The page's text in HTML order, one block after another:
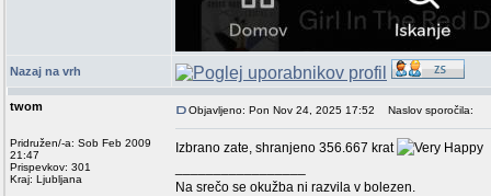
Nazaj na vrh
twom
Pridružen/-a: Sob Feb 2009
21:47
Prispevkov: 301
Kraj: Ljubljana
Objavljeno: Pon Nov 24, 2025 17:52 Naslov sporočila:
Izbrano zate, shranjeno 356.667 krat
Na srečo se okužba ni razvila v bolezen.